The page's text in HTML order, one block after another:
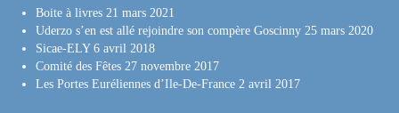
Boite à livres 21 mars 2021
Uderzo s’en est allé rejoindre son compère Goscinny 25 mars 2020
Sicae-ELY 6 avril 2018
Comité des Fêtes 27 novembre 2017
Les Portes Euréliennes d’Ile-De-France 2 avril 2017